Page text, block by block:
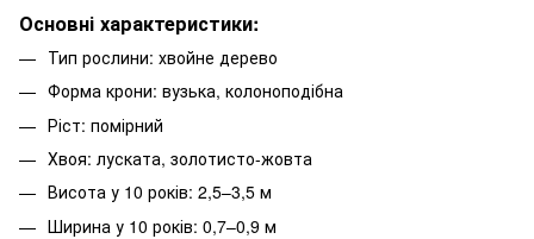
Основні характеристики:
Тип рослини: хвойне дерево
Форма крони: вузька, колоноподібна
Ріст: помірний
Хвоя: луската, золотисто-жовта
Висота у 10 років: 2,5–3,5 м
Ширина у 10 років: 0,7–0,9 м